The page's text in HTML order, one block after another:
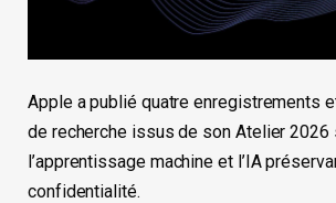
Apple a publié quatre enregistrements
de recherche issus de son Atelier 2026
l’apprentissage machine et l’IA
confidentialité.